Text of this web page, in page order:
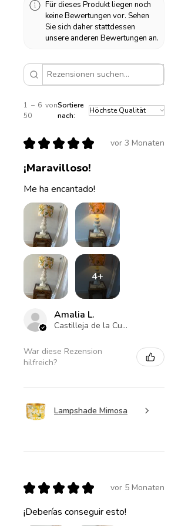
Für dieses Produkt liegen noch
keine Bewertungen vor. Sehen
Sie sich daher stattdessen
unsere anderen Bewertungen an.
1 – 6 von
50
Sortiere
nach:
★ ★ ★ ★ ★ vor 3 Monaten
¡Maravilloso!
Me ha encantado!
4+
Amalia L.
Castilleja de la Cuesta , ES-AN
War diese Rezension
hilfreich?
Lampshade Mimosa
★ ★ ★ ★ ★ vor 5 Monaten
¡Deberías conseguir esto!